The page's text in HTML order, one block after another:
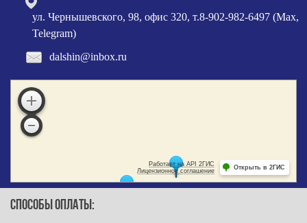
ул. Чернышевского, 98, офис 320, т.8-902-982-6497 (Max,
Telegram)
dalshin@inbox.ru
СПОСОБЫ ОПЛАТЫ: